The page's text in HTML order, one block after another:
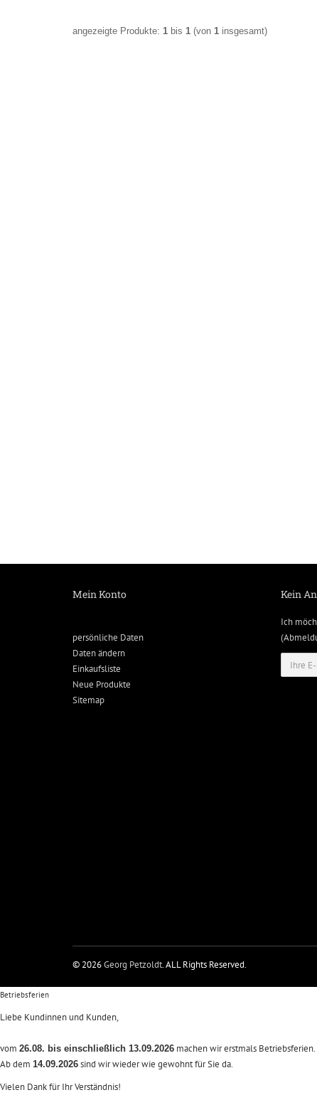
angezeigte Produkte: 1 bis 1 (von 1 insgesamt)
Mein Konto
persönliche Daten
Daten ändern
Einkaufsliste
Neue Produkte
Sitemap
Kein
Ich
© 2026Georg Petzoldt. ALL Rights Reserved.
Betriebsferien
Liebe Kundinnen und Kunden,
vom 26.08. bis einschließlich 13.09.2026 machen wir erstmals Betriebsferien.
Ab dem 14.09.2026 sind wir wieder wie gewohnt für Sie da.
Vielen Dank für Ihr Verständnis!